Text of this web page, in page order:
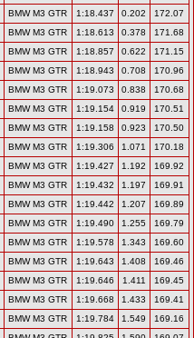
BMW M3 GTR 1:18.437 0.202
172.07
BMW M3 GTR 1:18.613 0.378
171.68
BMW M3 GTR 1:18.857 0.622
171.15
BMW M3 GTR 1:18.943 0.708
170.96
BMW M3 GTR 1:19.073 0.838
170.68
BMW M3 GTR 1:19.154 0.919
170.51
BMW M3 GTR 1:19.158 0.923
170.50
BMW M3 GTR 1:19.306 1.071
170.18
BMW M3 GTR 1:19.427 1.192
169.92
BMW M3 GTR 1:19.432 1.197
169.91
BMW M3 GTR 1:19.442 1.207
169.89
BMW M3 GTR 1:19.490 1.255
169.79
BMW M3 GTR 1:19.578 1.343
169.60
BMW M3 GTR 1:19.643 1.408
169.46
BMW M3 GTR 1:19.646 1.411
169.45
BMW M3 GTR 1:19.668 1.433
169.41
BMW M3 GTR 1:19.784 1.549
169.16